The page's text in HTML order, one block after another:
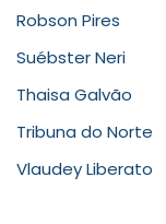
Robson Pires
Suébster Neri
Thaisa Galvão
Tribuna do Norte
Vlaudey Liberato